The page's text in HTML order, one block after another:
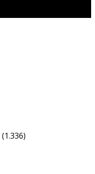
(1.336)